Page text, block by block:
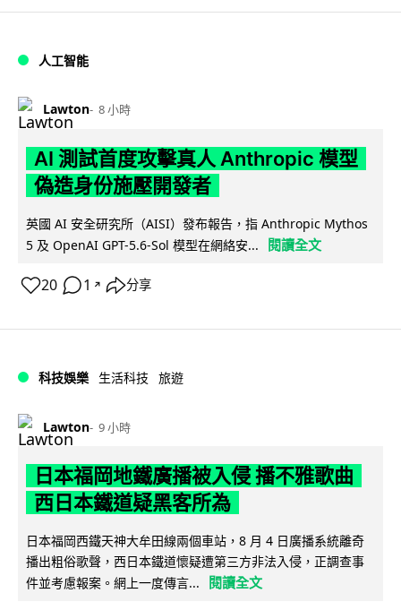
人工智能
Lawton 8 小時
AI 測試首度攻擊真人 Anthropic 模型
偽造身份施壓開發者
英國 AI 安全研究所（AISI）發布報告，指 Anthropic Mythos
5 及 OpenAI GPT-5.6-Sol 模型在網絡安...
閱讀全文
20 1 ↗ 分享
科技娛樂 生活科技 旅遊
Lawton 9 小時
日本福岡地鐵廣播被入侵 播不雅歌曲
西日本鐵道疑黑客所為
日本福岡西鐵天神大牟田線兩個車站，8 月 4 日廣播系統離奇
播出粗俗歌聲，西日本鐵道懷疑遭第三方非法入侵，正調查事
件並考慮報案。網上一度傳言...
閱讀全文